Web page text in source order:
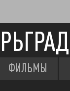
ФИЛЬМЫ
Мы